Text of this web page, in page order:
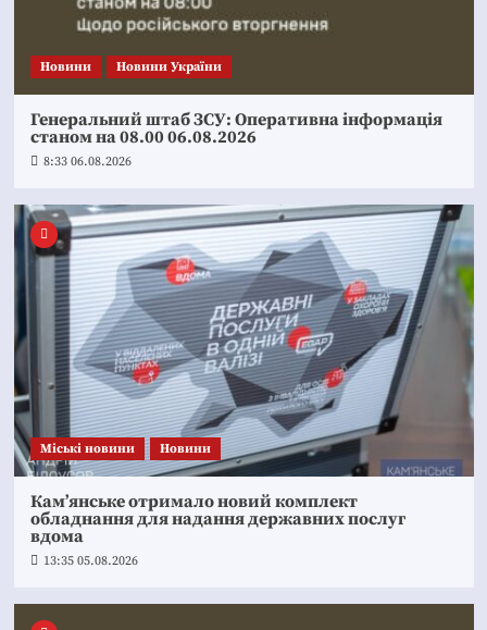
Новини Новини України
Генеральний штаб ЗСУ: Оперативна інформація
станом на 08.00 06.08.2026
8:33 06.08.2026
Mіські новини Новини
Кам’янське отримало новий комплект
обладнання для надання державних послуг
вдома
13:35 05.08.2026